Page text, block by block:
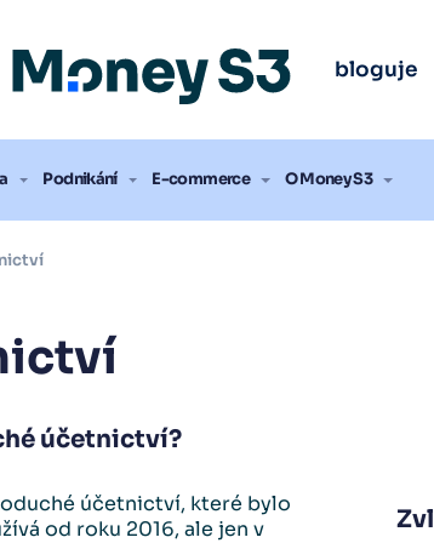
bloguje
program
program
program
Podnikání
program
E-commerce
program
O Money S3
program
účetnictví?
účetnictví, které bylo
od roku 2016, ale jen v